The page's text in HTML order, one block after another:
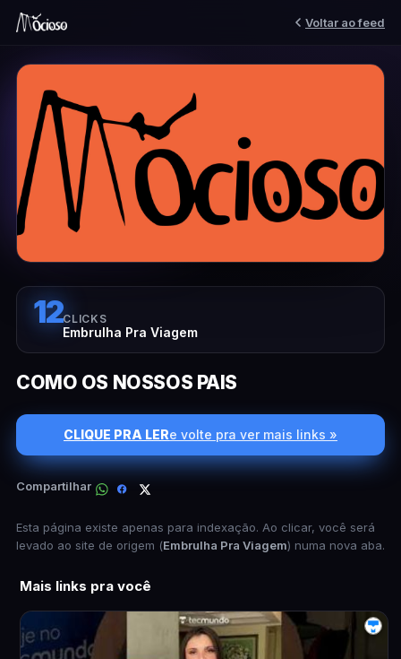
Voltar ao feed
12CLICKS
Embrulha Pra Viagem
COMO OS NOSSOS PAIS
CLIQUE PRA LERe volte pra ver mais links »
Compartilhar
Esta página existe apenas para indexação. Ao clicar, você será
levado ao site de origem (Embrulha Pra Viagem) numa nova aba.
Mais links pra você